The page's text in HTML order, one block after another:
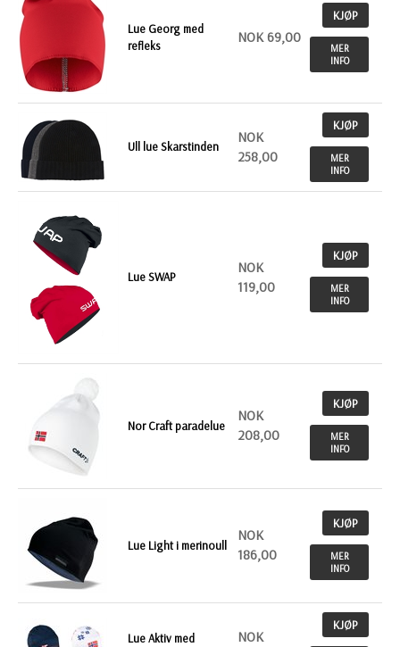
Lue Georg med
refleks
NOK 69,00
KJØP
MER
INFO
Ull lue Skarstinden
NOK
258,00
KJØP
MER
INFO
Lue SWAP
NOK
119,00
KJØP
MER
INFO
Nor Craft paradelue
NOK
208,00
KJØP
MER
INFO
Lue Light i merinoull
NOK
186,00
KJØP
MER
INFO
Lue Aktiv med
NOK
KJØP